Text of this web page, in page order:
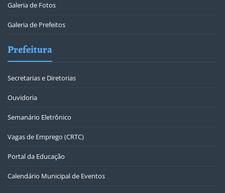
Galeria de Fotos
Galeria de Prefeitos
Prefeitura
Secretarias e Diretorias
Ouvidoria
Semanário Eletrônico
Vagas de Emprego (CRTC)
Portal da Educação
Calendário Municipal de Eventos